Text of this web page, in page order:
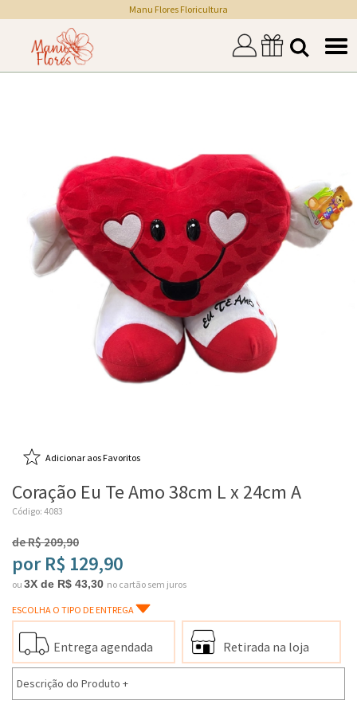
Manu Flores Floricultura
Adicionar aos Favoritos
Coração Eu Te Amo 38cm L x 24cm A
Código: 4083
de R$ 209,90
por R$ 129,90
ou 3X de R$ 43,30 no cartão sem juros
ESCOLHA O TIPO DE ENTREGA
Entrega agendada Retirada na loja
Descrição do Produto +